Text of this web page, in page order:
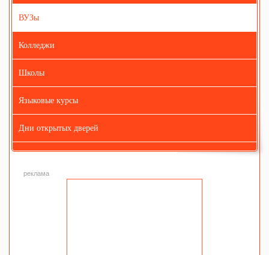
ВУЗы
Колледжи
Школы
Языковые курсы
Дни открытых дверей
реклама